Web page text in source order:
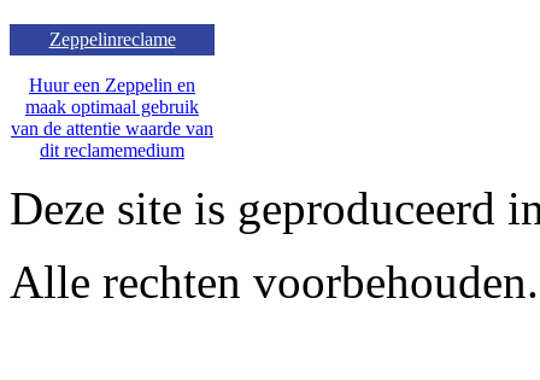
Zeppelinreclame
Huur een Zeppelin en
maak optimaal gebruik
van de attentie waarde van
dit reclamemedium
Deze site is geproduceerd
Alle rechten